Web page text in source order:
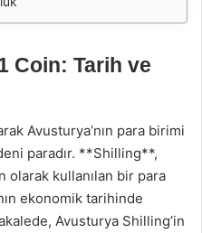
Coin: Tarih ve
Avusturya’nın para birimi
paradır. **Shilling**,
olarak kullanılan bir para
ekonomik tarihinde
Avusturya Shilling’in